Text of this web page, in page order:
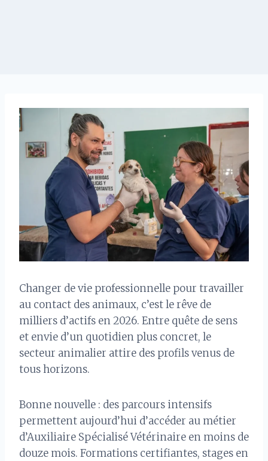
Changer de vie professionnelle pour travailler
au contact des animaux, c’est le rêve de
milliers d’actifs en 2026. Entre quête de sens
et envie d’un quotidien plus concret, le
secteur animalier attire des profils venus de
tous horizons.
Bonne nouvelle : des parcours intensifs
permettent aujourd’hui d’accéder au métier
d’Auxiliaire Spécialisé Vétérinaire en moins de
douze mois. Formations certifiantes, stages en